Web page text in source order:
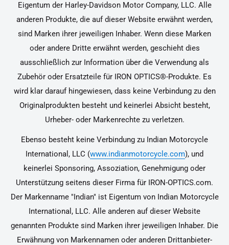
Eigentum der Harley-Davidson Motor Company, LLC. Alle
anderen Produkte, die auf dieser Website erwähnt werden,
sind Marken ihrer jeweiligen Inhaber. Wenn diese Marken
oder andere Dritte erwähnt werden, geschieht dies
ausschließlich zur Information über die Verwendung als
Zubehör oder Ersatzteile für IRON OPTICS®-Produkte. Es
wird klar darauf hingewiesen, dass keine Verbindung zu den
Originalprodukten besteht und keinerlei Absicht besteht,
Urheber- oder Markenrechte zu verletzen.
Ebenso besteht keine Verbindung zu Indian Motorcycle
International, LLC (www.indianmotorcycle.com), und
keinerlei Sponsoring, Assoziation, Genehmigung oder
Unterstützung seitens dieser Firma für IRON-OPTICS.com.
Der Markenname "Indian" ist Eigentum von Indian Motorcycle
International, LLC. Alle anderen auf dieser Website
genannten Produkte sind Marken ihrer jeweiligen Inhaber. Die
Erwähnung von Markennamen oder anderen Drittanbieter-